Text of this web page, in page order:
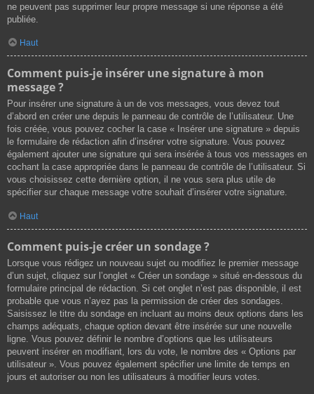
ne peuvent pas supprimer leur propre message si une réponse a été
publiée.
Haut
Comment puis-je insérer une signature à mon
message ?
Pour insérer une signature à un de vos messages, vous devez tout
d’abord en créer une depuis le panneau de contrôle de l’utilisateur. Une
fois créée, vous pouvez cocher la case « Insérer une signature » depuis
le formulaire de rédaction afin d’insérer votre signature. Vous pouvez
également ajouter une signature qui sera insérée à tous vos messages en
cochant la case appropriée dans le panneau de contrôle de l’utilisateur. Si
vous choisissez cette dernière option, il ne vous sera plus utile de
spécifier sur chaque message votre souhait d’insérer votre signature.
Haut
Comment puis-je créer un sondage ?
Lorsque vous rédigez un nouveau sujet ou modifiez le premier message
d’un sujet, cliquez sur l’onglet « Créer un sondage » situé en-dessous du
formulaire principal de rédaction. Si cet onglet n’est pas disponible, il est
probable que vous n’ayez pas la permission de créer des sondages.
Saisissez le titre du sondage en incluant au moins deux options dans les
champs adéquats, chaque option devant être insérée sur une nouvelle
ligne. Vous pouvez définir le nombre d’options que les utilisateurs
peuvent insérer en modifiant, lors du vote, le nombre des « Options par
utilisateur ». Vous pouvez également spécifier une limite de temps en
jours et autoriser ou non les utilisateurs à modifier leurs votes.